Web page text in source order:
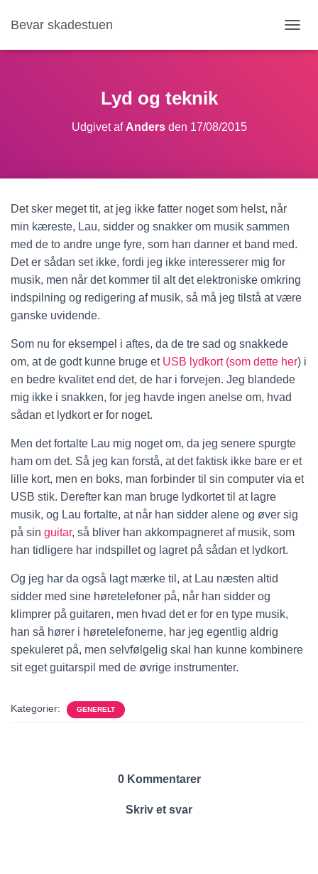
Bevar skadestuen
K
Lyd og teknik
Udgivet af Andersden 17/08/2015
Det sker meget tit, at jeg ikke fatter noget som helst, når
min kæreste, Lau, sidder og snakker om musik sammen
med de to andre unge fyre, som han danner et band med.
Det er sådan set ikke, fordi jeg ikke interesserer mig for
musik, men når det kommer til alt det elektroniske omkring
indspilning og redigering af musik, så må jeg tilstå at være
ganske uvidende.
Som nu for eksempel i aftes, da de tre sad og snakkede
om, at de godt kunne bruge et USB lydkort (som dette her) i
en bedre kvalitet end det, de har i forvejen. Jeg blandede
mig ikke i snakken, for jeg havde ingen anelse om, hvad
sådan et lydkort er for noget.
Men det fortalte Lau mig noget om, da jeg senere spurgte
ham om det. Så jeg kan forstå, at det faktisk ikke bare er et
lille kort, men en boks, man forbinder til sin computer via et
USB stik. Derefter kan man bruge lydkortet til at lagre
musik, og Lau fortalte, at når han sidder alene og øver sig
på sin guitar, så bliver han akkompagneret af musik, som
han tidligere har indspillet og lagret på sådan et lydkort.
Og jeg har da også lagt mærke til, at Lau næsten altid
sidder med sine høretelefoner på, når han sidder og
klimprer på guitaren, men hvad det er for en type musik,
han så hører i høretelefonerne, har jeg egentlig aldrig
spekuleret på, men selvfølgelig skal han kunne kombinere
sit eget guitarspil med de øvrige instrumenter.
Kategorier: GENERELT
0 Kommentarer
Skriv et svar